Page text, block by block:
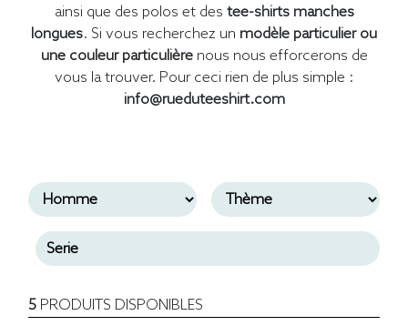
ainsi que des polos et des tee-shirts manches
longues. Si vous recherchez un modèle particulier ou
une couleur particulièrenous nous efforcerons de
vous la trouver. Pour ceci rien de plus simple :
info@rueduteeshirt.com
5 PRODUITS DISPONIBLES